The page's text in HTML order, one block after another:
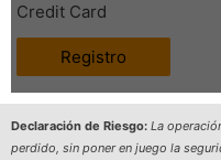
Credit Card
Declaración de Riesgo: La
perdido, sin poner en juego la